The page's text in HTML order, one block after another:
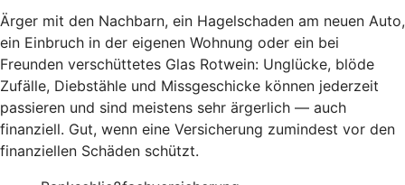
Ärger mit den Nachbarn, ein Hagelschaden am neuen Auto,
ein Einbruch in der eigenen Wohnung oder ein bei
Freunden verschüttetes Glas Rotwein: Unglücke, blöde
Zufälle, Diebstähle und Missgeschicke können jederzeit
passieren und sind meistens sehr ärgerlich — auch
finanziell. Gut, wenn eine Versicherung zumindest vor den
finanziellen Schäden schützt.